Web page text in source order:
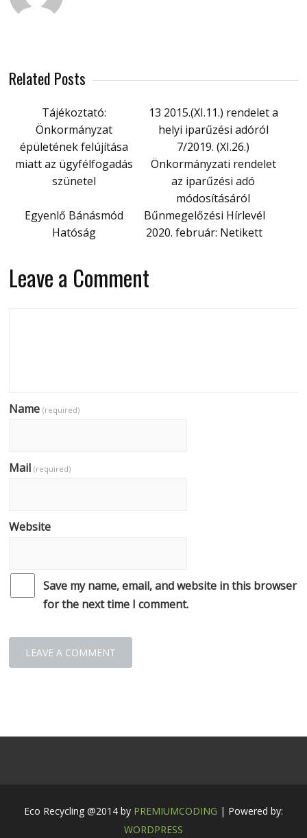
Related Posts
Tájékoztató:
Önkormányzat
épületének felújítása
miatt az ügyfélfogadás
szünetel
13 2015.(XI.11.) rendelet a
helyi iparűzési adóról
7/2019. (XI.26.)
Önkormányzati rendelet
az iparűzési adó
módosításáról
Egyenlő Bánásmód
Hatóság
Bűnmegelőzési Hírlevél
2020. február: Netikett
Leave a Comment
Name(required)
Mail(required)
Website
Save my name, email, and website in this browser
for the next time I comment.
Eco Recycling @2014 by PREMIUMCODING | Powered by:
WORDPRESS